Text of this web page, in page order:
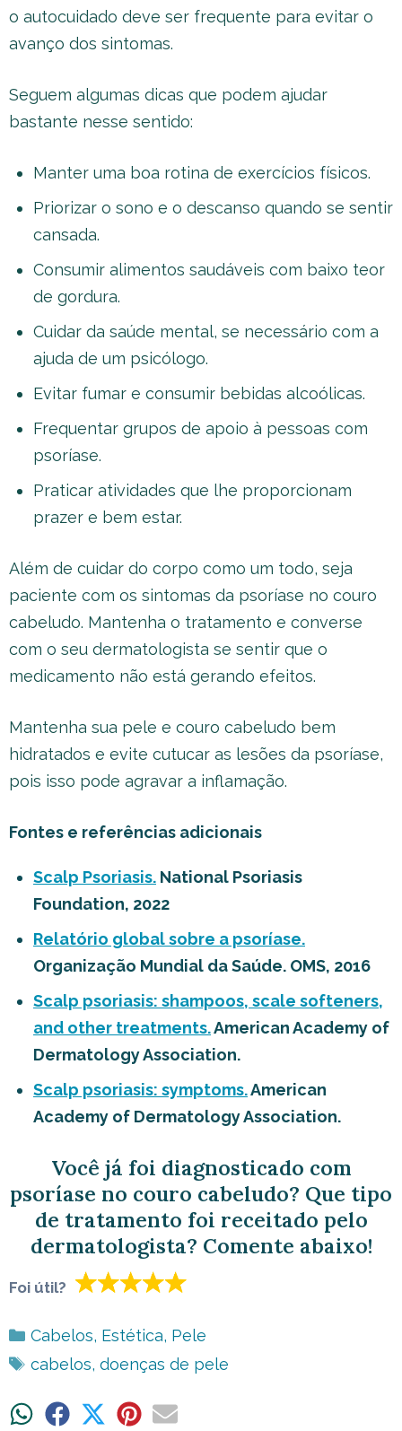
o autocuidado deve ser frequente para evitar o
avanço dos sintomas.
Seguem algumas dicas que podem ajudar
bastante nesse sentido:
Manter uma boa rotina de exercícios físicos.
Priorizar o sono e o descanso quando se sentir
cansada.
Consumir alimentos saudáveis com baixo teor
de gordura.
Cuidar da saúde mental, se necessário com a
ajuda de um psicólogo.
Evitar fumar e consumir bebidas alcoólicas.
Frequentar grupos de apoio à pessoas com
psoríase.
Praticar atividades que lhe proporcionam
prazer e bem estar.
Além de cuidar do corpo como um todo, seja
paciente com os sintomas da psoríase no couro
cabeludo. Mantenha o tratamento e converse
com o seu dermatologista se sentir que o
medicamento não está gerando efeitos.
Mantenha sua pele e couro cabeludo bem
hidratados e evite cutucar as lesões da psoríase,
pois isso pode agravar a inflamação.
Fontes e referências adicionais
Scalp Psoriasis. National Psoriasis
Foundation, 2022
Relatório global sobre a psoríase.
Organização Mundial da Saúde. OMS, 2016
Scalp psoriasis: shampoos, scale softeners,
and other treatments.American Academy of
Dermatology Association.
Scalp psoriasis: symptoms.American
Academy of Dermatology Association.
Você já foi diagnosticado com
psoríase no couro cabeludo? Que tipo
de tratamento foi receitado pelo
dermatologista? Comente abaixo!
Foi útil?
Categorias
Cabelos, Estética, Pele
Tags
cabelos, doenças de pele
ShareShare ShareShareShare